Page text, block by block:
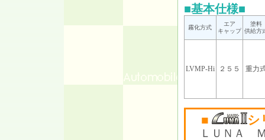
■基本仕様■
霧化方式
エア
キャップ
塗料
供給方
LVMP-Hi ２５５ 重力
■ シ
ＬＵＮＡ Ｍ